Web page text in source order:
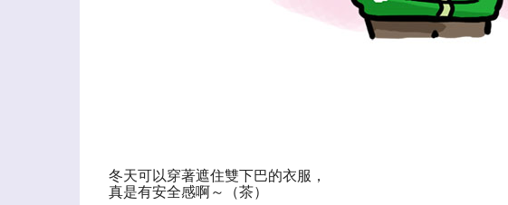
冬天可以穿著遮住雙下巴的衣服，
真是有安全感啊～（茶）